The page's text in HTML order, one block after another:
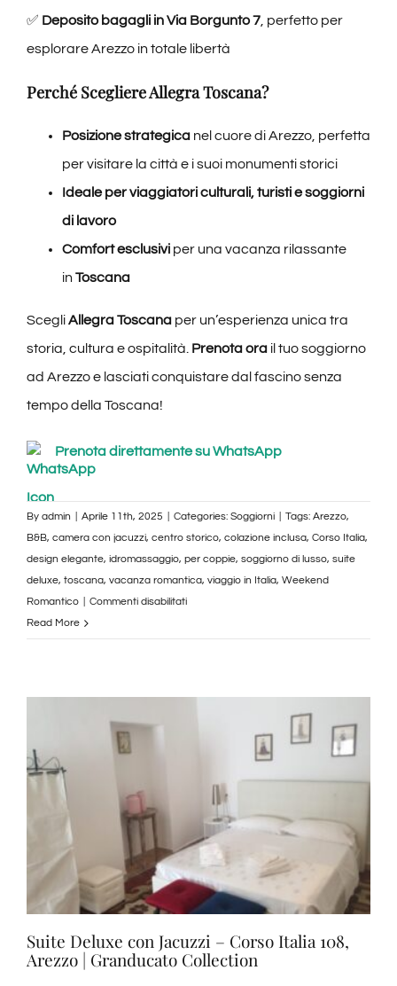
✅ Deposito bagagli in Via Borgunto 7, perfetto per
esplorare Arezzo in totale libertà
Perché Scegliere Allegra Toscana?
Posizione strategicanel cuore di Arezzo, perfetta
per visitare la città e i suoi monumenti storici
Ideale per viaggiatori culturali, turisti e soggiorni
di lavoro
Comfort esclusiviper una vacanza rilassante
in Toscana
ScegliAllegra Toscanaper un’esperienza unica tra
storia, cultura e ospitalità. Prenota orail tuo soggiorno
ad Arezzo e lasciati conquistare dal fascino senza
tempo della Toscana!
Prenota direttamente su WhatsApp
By admin Aprile 11th, 2025 Categories: Soggiorni Tags: Arezzo,
B&B, camera con jacuzzi, centro storico, colazione inclusa, Corso Italia,
design elegante, idromassaggio, per coppie, soggiorno di lusso, suite
deluxe, toscana, vacanza romantica, viaggio in Italia, Weekend
Romantico
Commenti disabilitatisu
Arezzo
Granducato
Read More
Suite Deluxe con Jacuzzi – Corso Italia 108,
Arezzo | Granducato Collection